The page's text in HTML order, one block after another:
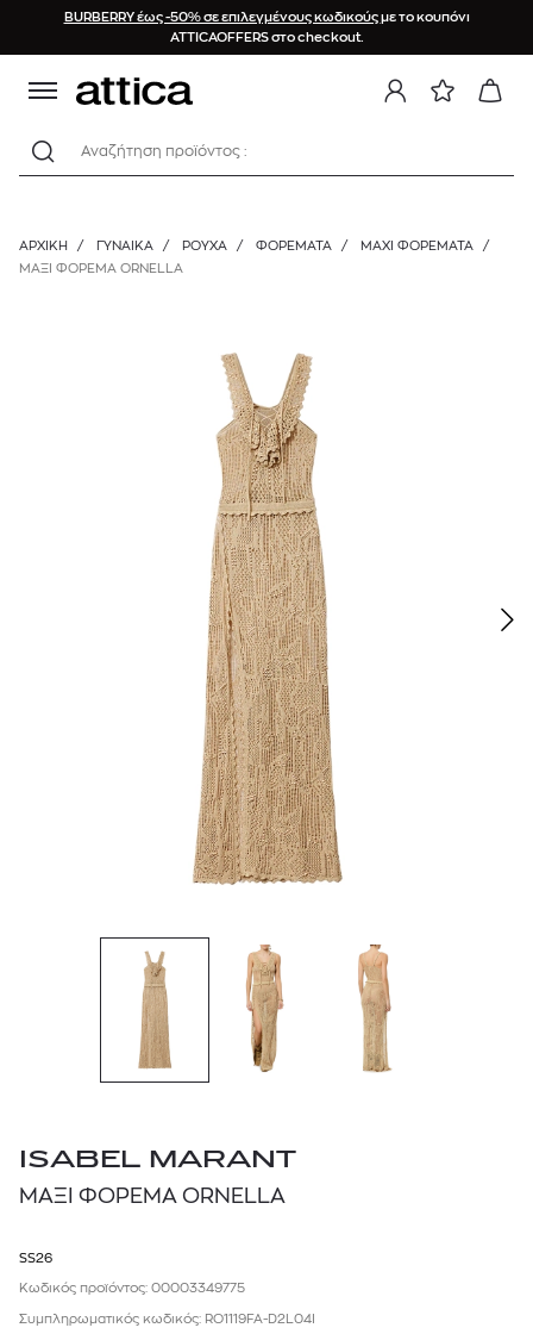
BURBERRY έως -50% σε επιλεγμένους κωδικούςμε το κουπόνι
ATTICAOFFERS στο checkout.
Αναζήτηση προϊόντος :
ΑΡΧΙΚΉ / ΓΥΝΑΙΚΑ / ΡΟΥΧΑ / ΦΟΡΈΜΑΤΑ / MAXI ΦΟΡΈΜΑΤΑ
/
ΜΑΞΙ ΦΟΡΕΜΑ ORNELLA
ISABEL MARANT
ΜΑΞΙ ΦΟΡΕΜΑ ORNELLA
SS26
Κωδικός προϊόντος: 00003349775
Συμπληρωματικός κωδικός: RO1119FA-D2L04I